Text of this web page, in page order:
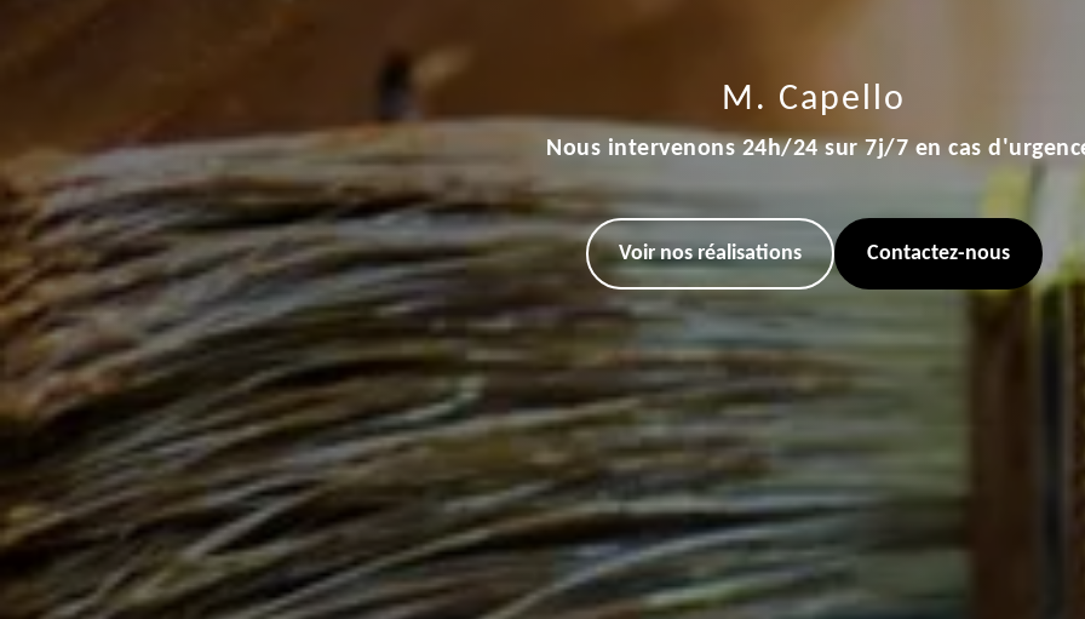
M. Capello
Nous intervenons 24h/24 sur 7j/7 en cas
Voir nos réalisations Contactez-nous